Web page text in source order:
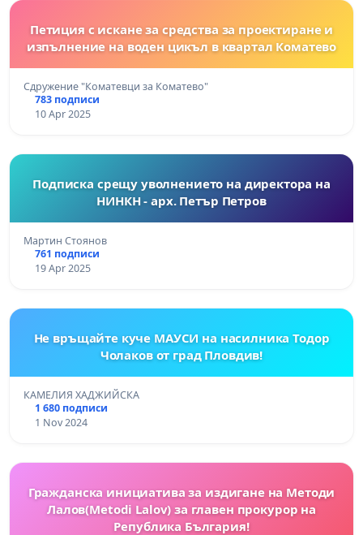
Петиция с искане за средства за проектиране и
изпълнение на воден цикъл в квартал Коматево
Сдружение "Коматевци за Коматево"
783 подписи
10 Apr 2025
Подписка срещу уволнението на директора на
НИНКН - арх. Петър Петров
Мартин Стоянов
761 подписи
19 Apr 2025
Не връщайте куче МАУСИ на насилника Тодор
Чолаков от град Пловдив!
КАМЕЛИЯ ХАДЖИЙСКА
1 680 подписи
1 Nov 2024
Гражданска инициатива за издигане на Методи
Лалов(Metodi Lalov) за главен прокурор на
Република България!